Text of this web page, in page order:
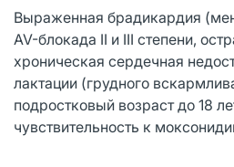
Выраженная брадикардия
AV-блокада II и III степени,
хроническая сердечная
лактации (грудного
подростковый возраст до 18
чувствительность к